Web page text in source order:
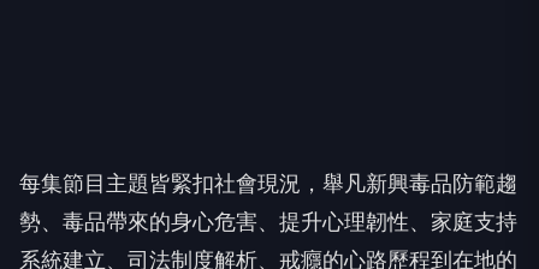
每集節目主題皆緊扣社會現況，舉凡新興毒品防範趨
勢、毒品帶來的身心危害、提升心理韌性、家庭支持
系統建立、司法制度解析、戒癮的心路歷程到在地的